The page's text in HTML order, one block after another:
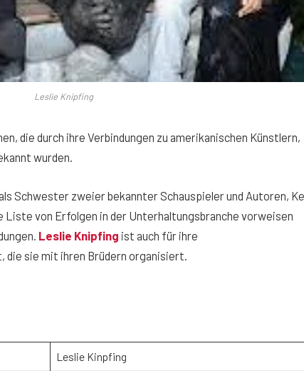
Leslie Knipfing
die durch ihre Verbindungen zu amerikanischen Künstlern,
wurden.
Schwester zweier bekannter Schauspieler und Autoren,
Liste von Erfolgen in der Unterhaltungsbranche vorweisen
Leslie Knipfing ist auch für ihre
sie mit ihren Brüdern organisiert.
Leslie Kinpfing